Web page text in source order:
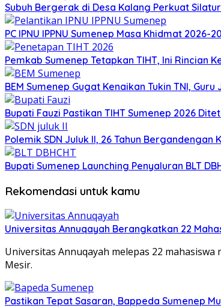
Subuh Bergerak di Desa Kalang Perkuat
PC IPNU IPPNU Sumenep Masa Khidmat 2026-
Pemkab Sumenep Tetapkan TIHT, Ini Rincian
BEM Sumenep Gugat Kenaikan Tukin TNI,
Bupati Fauzi Pastikan TIHT Sumenep 2026
Polemik SDN Juluk II, 26 Tahun Bergandengan
Bupati Sumenep Launching Penyaluran BLT
Rekomendasi untuk kamu
Universitas Annuqayah Berangkatkan 22
Universitas Annuqayah melepas 22
Mesir.
Pastikan Tepat Sasaran, Bappeda Sumenep